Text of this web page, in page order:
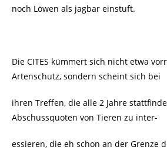
noch Löwen als jagbar einstuft.
Die CITES kümmert sich nicht etwa
Artenschutz, sondern scheint sich bei
ihren Treffen, die alle 2 Jahre
Abschussquoten von Tieren zu inter-
essieren, die eh schon an der Grenze